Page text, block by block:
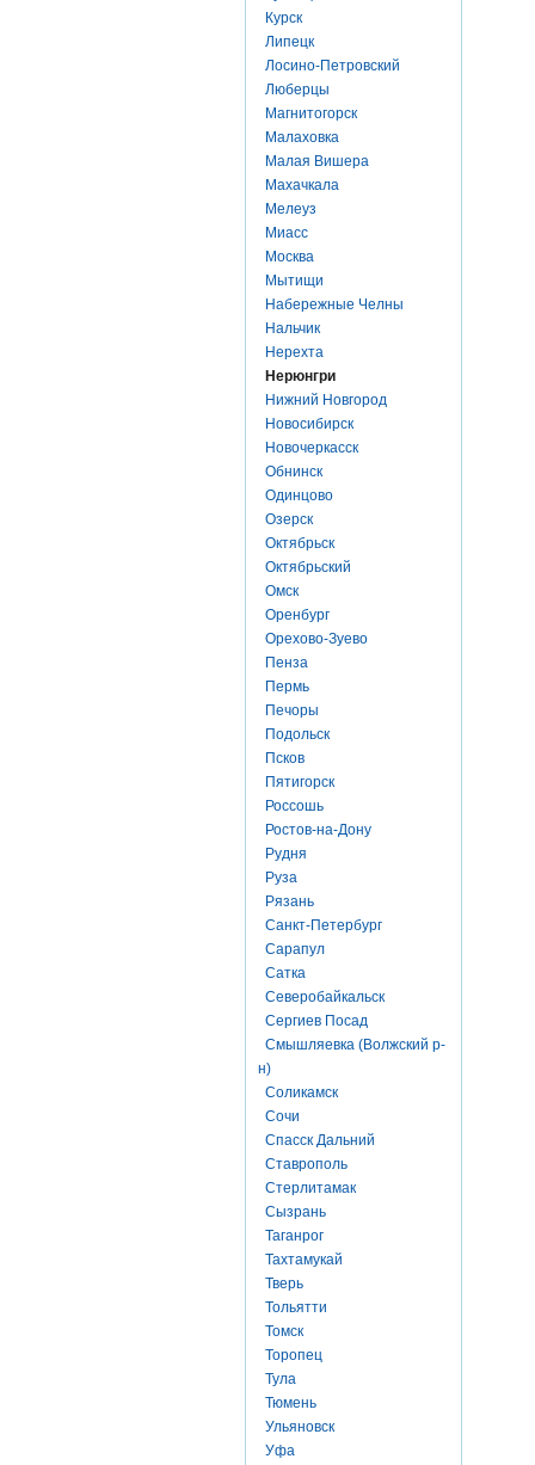
Курск
Липецк
Лосино-Петровский
Люберцы
Магнитогорск
Малаховка
Малая Вишера
Махачкала
Мелеуз
Миасс
Москва
Мытищи
Набережные Челны
Нальчик
Нерехта
Нерюнгри
Нижний Новгород
Новосибирск
Новочеркасск
Обнинск
Одинцово
Озерск
Октябрьск
Октябрьский
Омск
Оренбург
Орехово-Зуево
Пенза
Пермь
Печоры
Подольск
Псков
Пятигорск
Россошь
Ростов-на-Дону
Рудня
Руза
Рязань
Санкт-Петербург
Сарапул
Сатка
Северобайкальск
Сергиев Посад
Смышляевка (Волжский р-
н)
Соликамск
Сочи
Спасск Дальний
Ставрополь
Стерлитамак
Сызрань
Таганрог
Тахтамукай
Тверь
Тольятти
Томск
Торопец
Тула
Тюмень
Ульяновск
Уфа